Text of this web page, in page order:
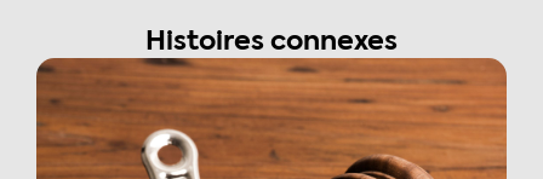
Histoires connexes